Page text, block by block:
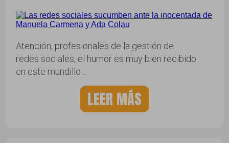
Atención, profesionales de la gestión de
redes sociales, el humor es muy bien recibido
en este mundillo…
LEER MÁS